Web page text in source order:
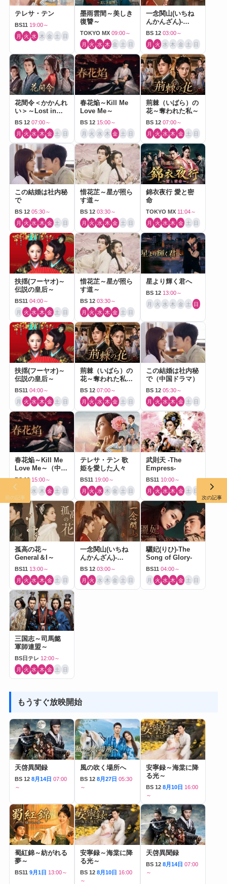
テレサ・テン
BS11 19:00～
月 火 水 木 金 土 日
墨雨雲間～美しき
復讐～
TOKYO MX 09:00～
月 火 水 木 金 土 日
一念関山(いちね
んかんざん)-
Journey to Love-
BS 12 03:00～
月 火 水 木 金 土 日
花間令＜かかんれ
い＞～Lost in
Love～
BS 12 07:00～
月 火 水 木 金 土 日
春花焔～Kill Me
Love Me～
BS 12 15:00～
月 火 水 木 金 土 日
荊棘（いばら）の
花～奪われた私～
BS 12 07:00～
月 火 水 木 金 土 日
この結婚は社内秘
で
BS 12 05:30～
月 火 水 木 金 土 日
惜花芷～星が照ら
す道～
BS 12 03:30～
月 火 水 木 金 土 日
錦衣夜行 愛と密
命
TOKYO MX 11:04～
月 火 水 木 金 土 日
扶揺(フーヤオ)～
伝説の皇后～
BS11 04:00～
月 火 水 木 金 土 日
惜花芷～星が照ら
す道～
BS 12 03:30～
月 火 水 木 金 土 日
星より輝く君へ
BS 12 13:00～
月 火 水 木 金 土 日
扶揺(フーヤオ)～
伝説の皇后～
BS11 04:00～
月 火 水 木 金 土 日
荊棘（いばら）の
花～奪われた私～
（中国ドラマ）
BS 12 07:00～
月 火 水 木 金 土 日
この結婚は社内秘
で（中国ドラマ）
BS 12 05:30～
月 火 水 木 金 土 日
春花焔～Kill Me
Love Me～（中国
ドラマ）
BS 12 15:00～
月 水 木 金 土 日
テレサ・テン 歌
姫を愛した人々
BS11 19:00～
月 火 水 木 金 土 日
武則天 -The
Empress-
BS11 10:00～
月 火 水 木 金 土 日
孤高の花～
General＆I～
BS11 13:00～
月 火 水 木 金 土 日
一念関山(いちね
んかんざん)-
Journey to Love-
BS 12 03:00～
月 火 水 木 金 土 日
驪妃(りひ)-The
Song of Glory-
BS11 04:00～
月 火 水 木 金 土 日
三国志～司馬懿
軍師連盟～
BS日テレ 12:00～
月 火 水 木 金 土 日
もうすぐ放映開始
天啓異聞録
BS 12 8月14日 07:00
～
風の吹く場所へ
BS 12 8月27日 05:30
～
安寧録～海棠に降
る光～
BS 12 8月10日 16:00
～
蜀紅錦～紡がれる
夢～
BS11 9月1日 13:00～
安寧録～海棠に降
る光～
BS 12 8月10日 16:00
～
天啓異聞録
BS 12 8月14日 07:00
～
前の記事 次の記事